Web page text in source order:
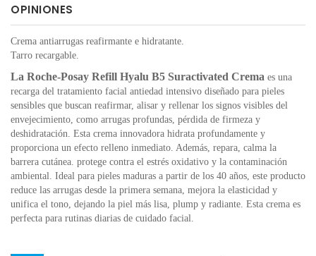
OPINIONES
Crema antiarrugas reafirmante e hidratante.
Tarro recargable.
La Roche-Posay Refill Hyalu B5 Suractivated Crema es una
recarga del tratamiento facial antiedad intensivo diseñado para pieles
sensibles que buscan reafirmar, alisar y rellenar los signos visibles del
envejecimiento, como arrugas profundas, pérdida de firmeza y
deshidratación. Esta crema innovadora hidrata profundamente y
proporciona un efecto relleno inmediato. Además, repara, calma la
barrera cutánea. protege contra el estrés oxidativo y la contaminación
ambiental. Ideal para pieles maduras a partir de los 40 años, este producto
reduce las arrugas desde la primera semana, mejora la elasticidad y
unifica el tono, dejando la piel más lisa, plump y radiante. Esta crema es
perfecta para rutinas diarias de cuidado facial.